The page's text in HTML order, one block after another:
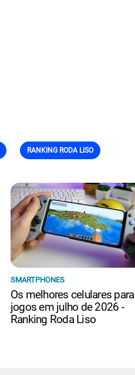
RANKING RODA LISO
SMARTPHONES
Os melhores celulares para
jogos em julho de 2026 -
Ranking Roda Liso